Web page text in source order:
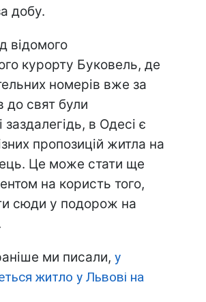
добу.
відомого
курорту Буковель, де
номерів вже за
до свят були
заздалегідь, в Одесі є
пропозицій житла на
Це може стати ще
на користь того,
сюди у подорож на
ми писали, у
житло у Львові на